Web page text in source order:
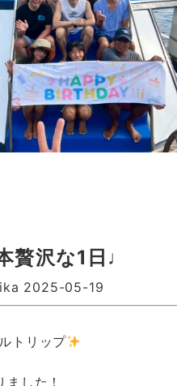
贅沢な1日♩
2025-05-19
トリップ
した！